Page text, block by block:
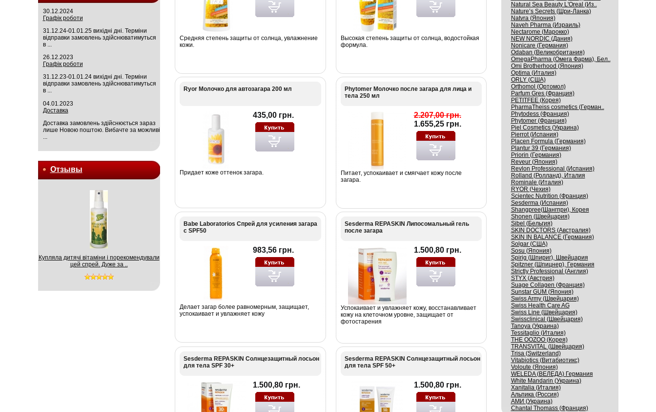
30.12.2024
Графік роботи
31.12.24-01.01.25 вихідні дні. Терміни
відправки замовлень здійснюватимуться
в ...
26.12.2023
Графік роботи
31.12.23-01.01.24 вихідні дні. Терміни
відправки замовлень здійснюватимуться
в ...
04.01.2023
Доставка
Доставка замовлень здійснюється зараз
лише Новою поштою. Вибачте за можливі
Отзывы
Купляла дитячі вітаміни і порекомендували
цей спрей. Дуже за ..
Средняя степень защиты от солнца, увлажнение
кожи.
Высокая степень защиты от солнца, водостойкая
формула.
Ryor Молочко для автозагара 200 мл
435,00 грн.
Придает коже оттенок загара.
Phytomer Молочко после загара для лица и
тела 250 мл
2.207,00 грн.
1.655,25 грн.
Питает, успокаивает и смягчает кожу после
загара.
Babe Laboratorios Спрей для усиления загара
с SPF50
983,56 грн.
Делает загар более равномерным, защищает,
успокаивает и увлажняет кожу
Sesderma REPASKIN Липосомальный гель
после загара
1.500,80 грн.
Успокаивает и увлажняет кожу, восстанавливает
кожу на клеточном уровне, защищает от
фотостарения
Sesderma REPASKIN Солнцезащитный лосьон
для тела SPF 30+
1.500,80 грн.
Sesderma REPASKIN Солнцезащитный лосьон
для тела SPF 50+
1.500,80 грн.
Natural Sea Beauty L'Oreal (Из..
Nature’s Secrets (Шри-Ланка)
Natvra (Япония)
Naveh Pharma (Израиль)
Nectarome (Марокко)
NEW NORDIC (Дания)
Nonicare (Германия)
Odaban (Великобритания)
OmegaPharma (Омега Фарма), Бел..
Omi Brotherhood (Япония)
Optima (Италия)
ORLY (США)
Orthomol (Ортомол)
Parfum Gres (Франция)
PETITFEE (Корея)
PharmaTheiss cosmetics (Герман..
Phytodess (Франция)
Phytomer (Франция)
Piel Cosmetics (Украина)
Pierrot (Испания)
Placen Formula (Германия)
Plantur 39 (Германия)
Priorin (Германия)
Reveur (Япония)
Revlon Professional (Испания)
Rolland (Ролланд), Италия
Rominale (Италия)
RYOR (Чехия)
Scientec Nutrition (Франция)
Sesderma (Испания)
Shangpree(Шангпри), Корея
Shonen (Швейцария)
Sibel (Бельгия)
SKIN DOCTORS (Австралия)
SKIN IN BALANCE (Германия)
Solgar (США)
Sosu (Япония)
Spirig (Шпириг), Швейцария
Spitzner (Шпицнер), Германия
Strictly Professional (Англия)
STYX (Австрия)
Suage Collagen (Франция)
Sunstar GUM (Япония)
Swiss Army (Швейцария)
Swiss Health Care AG
Swiss Line (Швейцария)
Swissсlinical (Швейцария)
Tanoya (Украина)
Tessitaglio (Италия)
THE OOZOO (Корея)
TRANSVITAL (Швейцария)
Trisa (Switzerland)
Vitabiotics (Витабиотикс)
Voloute (Япония)
WELEDA (ВЕЛЕДА) Германия
White Mandarin (Украина)
Xanitalia (Италия)
Альпика (Россия)
АМИ (Украина)
Сhantal Thomass (Франция)